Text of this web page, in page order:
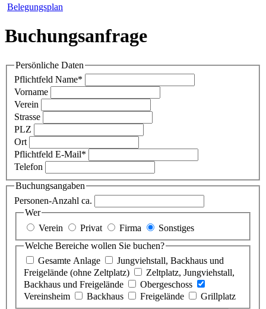
Belegungsplan
Buchungsanfrage
Persönliche Daten
Pflichtfeld Name*
Vorname
Verein
Strasse
PLZ
Ort
Pflichtfeld E-Mail*
Telefon
Buchungsangaben
Personen-Anzahl ca.
Wer
Verein
Privat Firma
Sonstiges
Welche Bereiche wollen Sie buchen?
Gesamte Anlage
Jungviehstall, Backhaus und
Freigelände (ohne Zeltplatz)
Zeltplatz, Jungviehstall,
Backhaus und Freigelände
Obergeschoss
Vereinsheim
Backhaus Freigelände
Grillplatz